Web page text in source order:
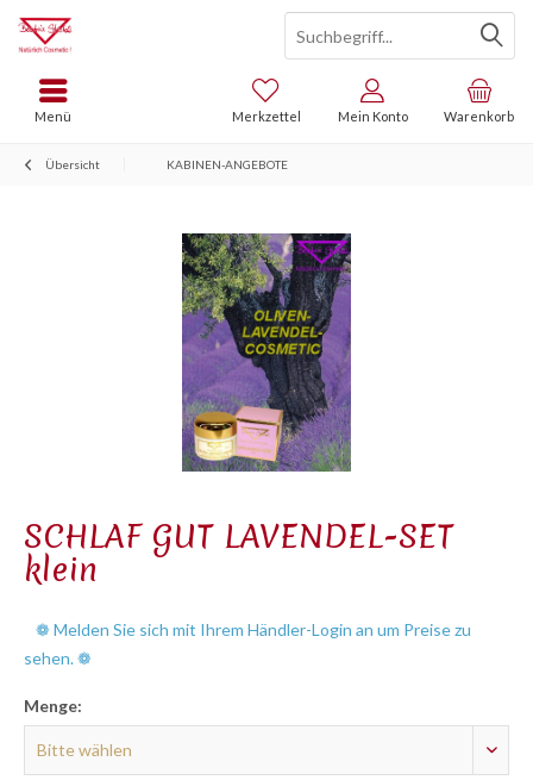
Warenkorb
Merkzettel Mein Konto
Menü
Übersicht KABINEN-ANGEBOTE
SCHLAF GUT LAVENDEL-SET
klein
❁ Melden Sie sich mit Ihrem Händler-Login an um Preise zu
sehen. ❁
Menge: